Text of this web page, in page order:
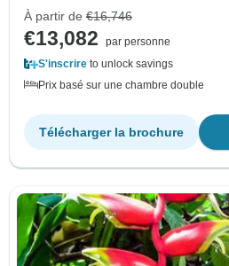
À partir de €16,746
€13,082
par personne
S'inscrire to unlock savings
Prix basé sur une chambre double
Télécharger la brochure